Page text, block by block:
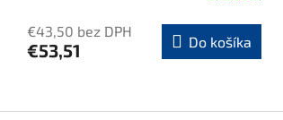
€43,50 bez DPH
€53,51 Do košíka